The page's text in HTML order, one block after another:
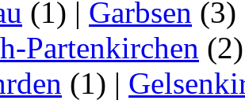
(1) | Garbsen (3)
Partenkirchen
(1) |